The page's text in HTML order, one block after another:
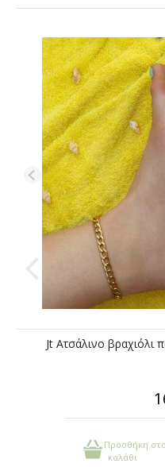
Jt Ατσάλινο
Προσθήκη στο
καλάθι